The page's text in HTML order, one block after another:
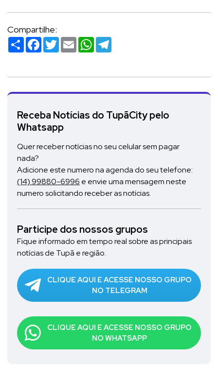
Compartilhe:
Compartilhar
Facebook
TwitterEmailWhatsApp
Receba Notícias do TupãCity pelo
Whatsapp
Quer receber notícias no seu celular sem pagar
nada?
Adicione este numero na agenda do seu telefone:
(14) 99880-6996 e envie uma mensagem neste
numero solicitando receber as notícias.
Participe dos nossos grupos
Fique informado em tempo real sobre as principais
notícias de Tupã e região.
CLIQUE AQUI E ACESSE NOSSO GRUPO
NO TELEGRAM
CLIQUE AQUI E ACESSE NOSSO GRUPO
NO WHATSAPP